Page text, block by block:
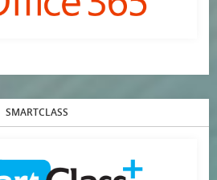
SMARTCLASS